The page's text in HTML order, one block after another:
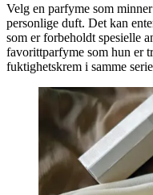
Velg en parfyme som
personlige duft. Det kan
som er forbeholdt spesielle
favorittparfyme som hun er
fuktighetskrem i samme